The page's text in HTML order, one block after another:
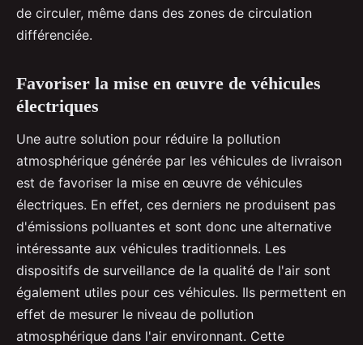
de circuler, même dans des zones de circulation
différenciée.
Favoriser la mise en œuvre de véhicules
électriques
Une autre solution pour réduire la pollution
atmosphérique générée par les véhicules de livraison
est de favoriser la mise en œuvre de véhicules
électriques. En effet, ces derniers ne produisent pas
d'émissions polluantes et sont donc une alternative
intéressante aux véhicules traditionnels. Les
dispositifs de surveillance de la qualité de l'air sont
également utiles pour ces véhicules. Ils permettent en
effet de mesurer le niveau de pollution
atmosphérique dans l'air environnant. Cette